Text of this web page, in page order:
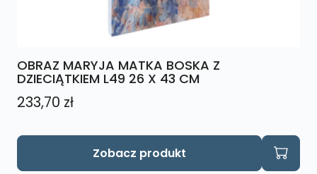
OBRAZ MARYJA MATKA BOSKA Z
DZIECIĄTKIEM L49 26 X 43 CM
233,70 zł
Zobacz produkt